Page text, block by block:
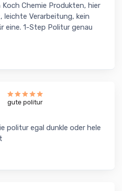
Chemie Produkten, hier
leichte Verarbeitung, kein
eine. 1-Step Politur genau
gute politur
politur egal dunkle oder hele